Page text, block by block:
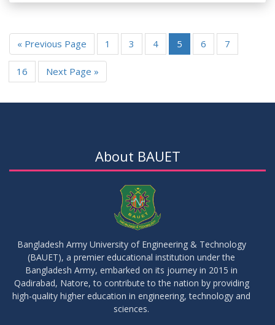
« Previous Page 1 3 4 5 6 7
16 Next Page »
About BAUET
Bangladesh Army University of Engineering & Technology
(BAUET), a premier educational institution under the
Bangladesh Army, embarked on its journey in 2015 in
Qadirabad, Natore, to contribute to the nation by providing
high-quality higher education in engineering, technology and
sciences.